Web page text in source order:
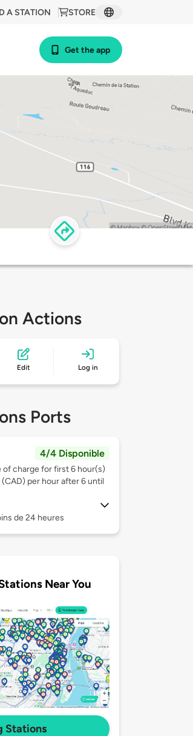
STORE
A STATION
Get the app
Actions
Edit Log in
Ports
4/4 Disponible
of charge for first 6 hour(s)
per hour after 6 until
de 24 heures
Near You
Stations